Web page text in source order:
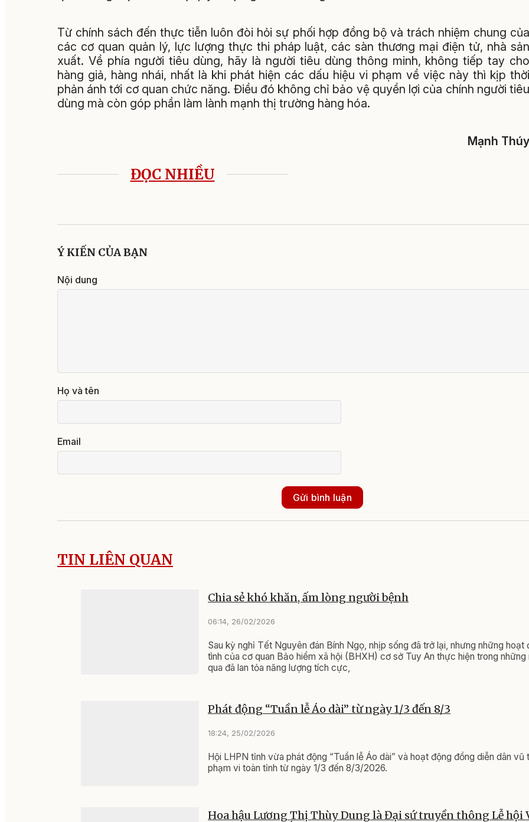
Từ chính sách đến thực tiễn luôn đòi hỏi sự phối hợp đồng bộ và trách nhiệm chung của
các cơ quan quản lý, lực lượng thực thi pháp luật, các sàn thương mại điện tử, nhà sản
xuất. Về phía người tiêu dùng, hãy là người tiêu dùng thông minh, không tiếp tay cho
hàng giả, hàng nhái, nhất là khi phát hiện các dấu hiệu vi phạm về việc này thì kịp thời
phản ánh tới cơ quan chức năng. Điều đó không chỉ bảo vệ quyền lợi của chính người tiêu
dùng mà còn góp phần làm lành mạnh thị trường hàng hóa.
Mạnh Thúy
ĐỌC NHIỀU
Ý KIẾN CỦA BẠN
Nội dung
Họ và tên
Email
Gửi bình luận
TIN LIÊN QUAN
Chia sẻ khó khăn, ấm lòng người bệnh
06:14, 26/02/2026
Sau kỳ nghỉ Tết Nguyên đán Bính Ngọ, nhịp sống đã trở lại, nhưng những hoạt
tình của cơ quan Bảo hiểm xã hội (BHXH) cơ sở Tuy An thực hiện trong
qua đã lan tỏa năng lượng tích cực,
Phát động “Tuần lễ Áo dài” từ ngày 1/3 đến 8/3
18:24, 25/02/2026
Hội LHPN tỉnh vừa phát động “Tuần lễ Áo dài” và hoạt động đồng diễn dân vũ
phạm vi toàn tỉnh từ ngày 1/3 đến 8/3/2026.
Hoa hậu Lương Thị Thùy Dung là Đại sứ truyền thông Lễ hội